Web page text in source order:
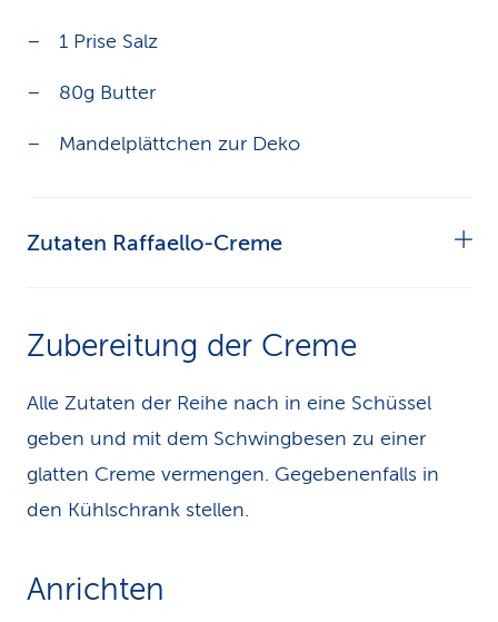
1 Prise Salz
80g Butter
Mandelplättchen zur Deko
Zutaten Raffaello-Creme
200g Kokosjoghurt
2 EL Kokosraspeln
Zubereitung der Creme
Alle Zutaten der Reihe nach in eine Schüssel
geben und mit dem Schwingbesen zu einer
glatten Creme vermengen. Gegebenenfalls in
den Kühlschrank stellen.
Anrichten